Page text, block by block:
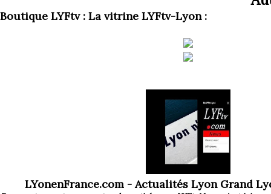
Boutique LYFtv : La vitrine LYFtv-Lyon :
LYonenFrance.com - Actualités Lyon Grand